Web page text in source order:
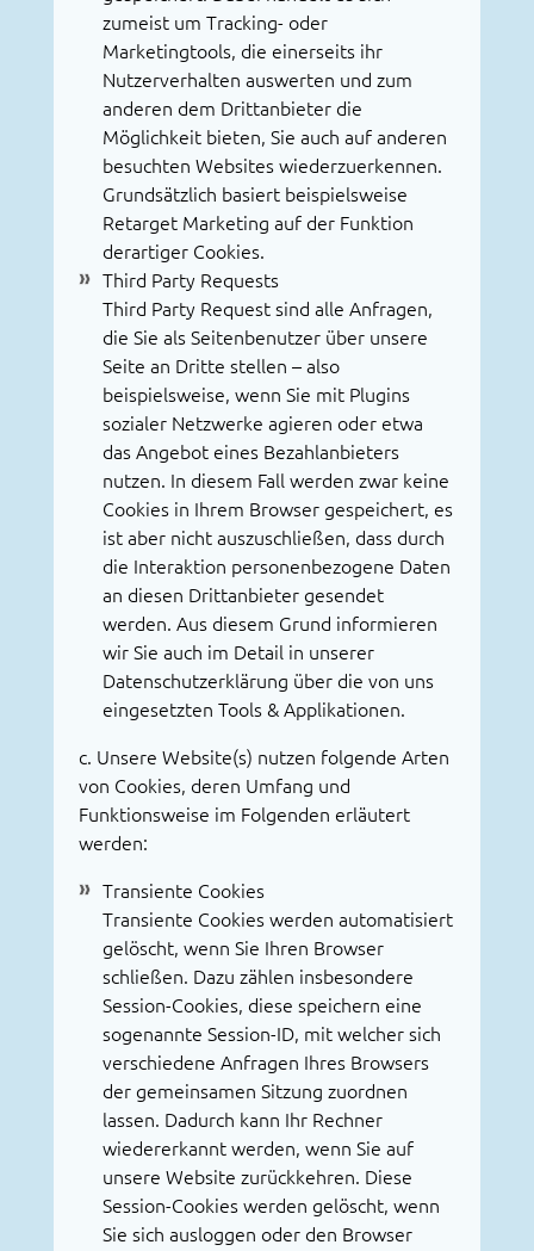
zumeist um Tracking- oder
Marketingtools, die einerseits ihr
Nutzerverhalten auswerten und zum
anderen dem Drittanbieter die
Möglichkeit bieten, Sie auch auf anderen
besuchten Websites wiederzuerkennen.
Grundsätzlich basiert beispielsweise
Retarget Marketing auf der Funktion
derartiger Cookies.
Third Party Requests
Third Party Request sind alle Anfragen,
die Sie als Seitenbenutzer über unsere
Seite an Dritte stellen – also
beispielsweise, wenn Sie mit Plugins
sozialer Netzwerke agieren oder etwa
das Angebot eines Bezahlanbieters
nutzen. In diesem Fall werden zwar keine
Cookies in Ihrem Browser gespeichert, es
ist aber nicht auszuschließen, dass durch
die Interaktion personenbezogene Daten
an diesen Drittanbieter gesendet
werden. Aus diesem Grund informieren
wir Sie auch im Detail in unserer
Datenschutzerklärung über die von uns
eingesetzten Tools & Applikationen.
c. Unsere Website(s) nutzen folgende Arten
von Cookies, deren Umfang und
Funktionsweise im Folgenden erläutert
werden:
Transiente Cookies
Transiente Cookies werden automatisiert
gelöscht, wenn Sie Ihren Browser
schließen. Dazu zählen insbesondere
Session-Cookies, diese speichern eine
sogenannte Session-ID, mit welcher sich
verschiedene Anfragen Ihres Browsers
der gemeinsamen Sitzung zuordnen
lassen. Dadurch kann Ihr Rechner
wiedererkannt werden, wenn Sie auf
unsere Website zurückkehren. Diese
Session-Cookies werden gelöscht, wenn
Sie sich ausloggen oder den Browser